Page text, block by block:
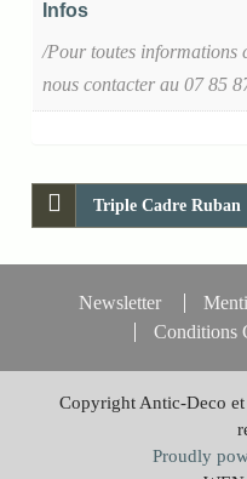
Infos
/Pour toutes informations
nous contacter au 07 85
Triple Cadre Ruban
Newsletter
Conditions
Copyright Antic-Deco
Proudly